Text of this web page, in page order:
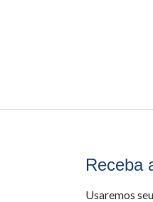
Receba
Usaremos